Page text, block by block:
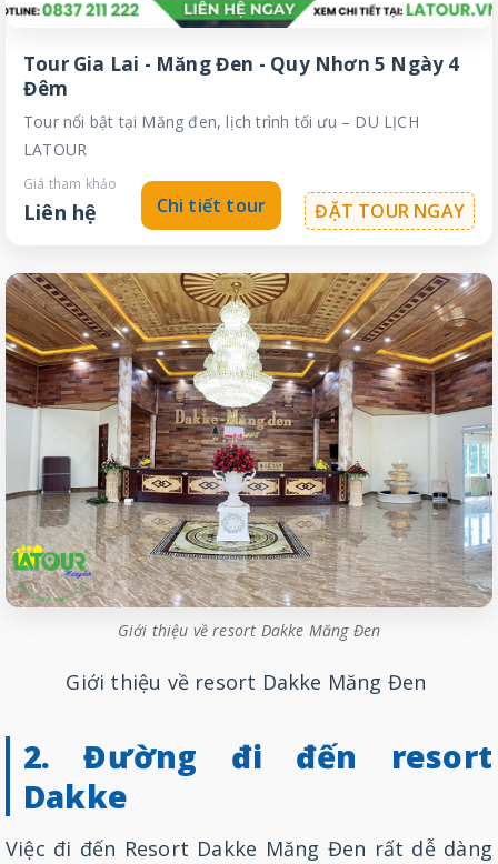
Tour Gia Lai - Măng Đen - Quy Nhơn 5 Ngày 4
Đêm
Tour nổi bật tại Măng đen, lịch trình tối ưu – DU LỊCH
LATOUR
Giá tham khảo
Liên hệ Chi tiết tour ĐẶT TOUR NGAY
Giới thiệu về resort Dakke Măng Đen
Giới thiệu về resort Dakke Măng Đen
2. Đường đi đến resort
Dakke
Việc đi đến Resort Dakke Măng Đen rất dễ dàng